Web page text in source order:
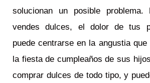
solucionan un posible
vendes dulces, el dolor de tus
puede centrarse en la angustia que
la fiesta de cumpleaños de sus
comprar dulces de todo tipo, y